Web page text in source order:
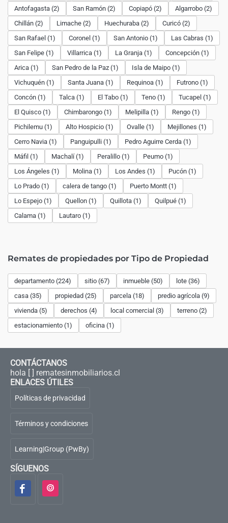
Antofagasta (2)
San Ramón (2) Copiapó (2)
Algarrobo (2)
Chillán (2)
Limache (2) Huechuraba (2)
Curicó (2)
San Rafael (1)
Coronel (1) San Antonio (1)
Las Cabras (1)
San Felipe (1)
Villarrica (1) La Granja (1)
Concepción (1)
Arica (1)
San Pedro de la Paz (1)
Isla de Maipo (1)
Vichuquén (1)
Santa Juana (1) Requinoa (1)
Futrono (1)
Concón (1)
Talca (1) El Tabo (1) Teno (1)
Tucapel (1)
El Quisco (1)
Chimbarongo (1) Melipilla (1)
Rengo (1)
Pichilemu (1)
Alto Hospicio (1) Ovalle (1)
Mejillones (1)
Cerro Navia (1)
Panguipulli (1)
Pedro Aguirre Cerda (1)
Máfil (1)
Machalí (1) Peralillo (1)
Peumo (1)
Los Ángeles (1)
Molina (1) Los Andes (1)
Pucón (1)
Lo Prado (1)
calera de tango (1)
Puerto Montt (1)
Lo Espejo (1)
Quellon (1) Quillota (1)
Quilpué (1)
Calama (1)
Lautaro (1)
Remates de propiedades por Tipo de Propiedad
departamento (224) sitio (67) inmueble (50)
lote (36)
casa (35)
propiedad (25) parcela (18)
predio agrícola (9)
vivienda (5)
derechos (4) local comercial (3)
terreno (2)
estacionamiento (1)
oficina (1)
CONTÁCTANOS
hola [ ] rematesinmobiliarios.cl
ENLACES ÚTILES
Políticas de privacidad
Términos y condiciones
Learning|Group (PwBy)
SÍGUENOS